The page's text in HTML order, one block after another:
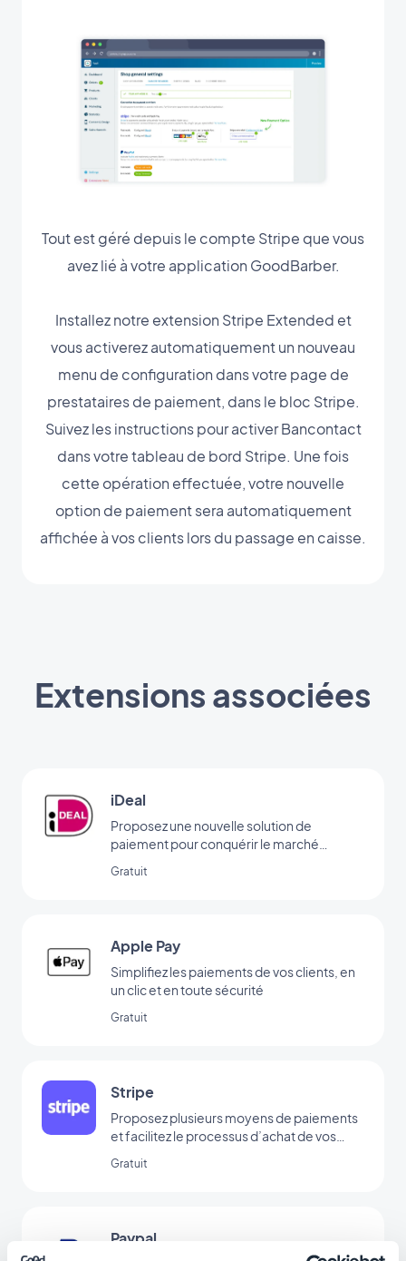
Tout est géré depuis le compte Stripe que vous
avez lié à votre application GoodBarber.
Installez notre extension Stripe Extended et
vous activerez automatiquement un nouveau
menu de configuration dans votre page de
prestataires de paiement, dans le bloc Stripe.
Suivez les instructions pour activer Bancontact
dans votre tableau de bord Stripe. Une fois
cette opération effectuée, votre nouvelle
option de paiement sera automatiquement
affichée à vos clients lors du passage en caisse.
Extensions associées
iDeal
Proposez une nouvelle solution de
paiement pour conquérir le marché
Gratuit
Apple Pay
Simplifiez les paiements de vos clients, en
un clic et en toute sécurité
Gratuit
Stripe
Proposez plusieurs moyens de paiements
et facilitez le processus d’achat de vos
Gratuit
Paypal